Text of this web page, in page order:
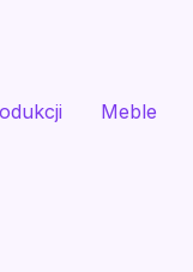
Meble